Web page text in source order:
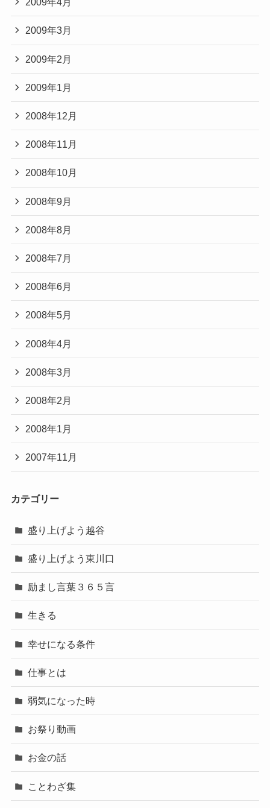
2009年3月
2009年2月
2009年1月
2008年12月
2008年11月
2008年10月
2008年9月
2008年8月
2008年7月
2008年6月
2008年5月
2008年4月
2008年3月
2008年2月
2008年1月
2007年11月
カテゴリー
盛り上げよう越谷
盛り上げよう東川口
励まし言葉３６５言
生きる
幸せになる条件
仕事とは
弱気になった時
お祭り動画
お金の話
ことわざ集